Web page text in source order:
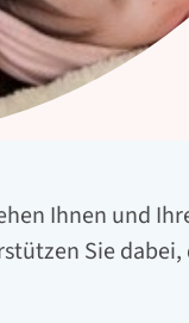
Ihnen und
Sie